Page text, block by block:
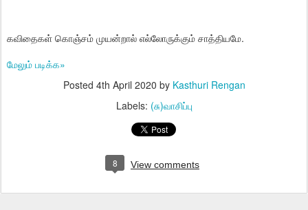
கவிதைகள் கொஞ்சம் முயன்றால் எல்லோருக்கும் சாத்தியமே.
மேலும் படிக்க»
Posted 4th April 2020 by Kasthuri Rengan
Labels: (சு)வாசிப்பு
8 View comments